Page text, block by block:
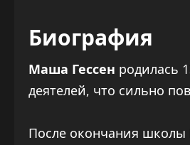
Биография
Маша Гессен родилась
деятелей, что сильно
После окончания школы